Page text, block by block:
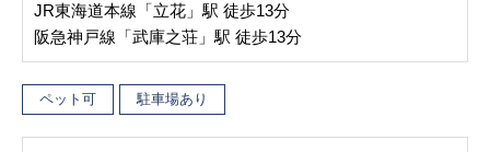
JR東海道本線「立花」駅 徒歩13分
阪急神戸線「武庫之荘」駅 徒歩13分
ペット可 駐車場あり